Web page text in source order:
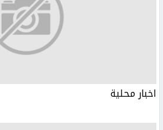
اخبار محلية